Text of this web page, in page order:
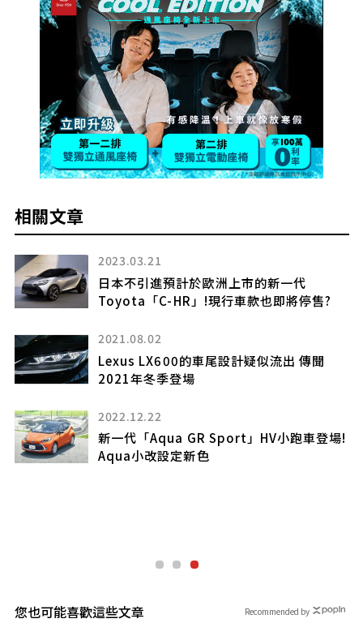
相關文章
2023.03.21
日本不引進預計於歐洲上市的新一代
Toyota「C-HR」!現行車款也即將停售?
2021.08.02
Lexus LX600的車尾設計疑似流出 傳聞
2021年冬季登場
2022.12.22
新一代「Aqua GR Sport」HV小跑車登場!
Aqua小改設定新色
您也可能喜歡這些文章 Recommended by